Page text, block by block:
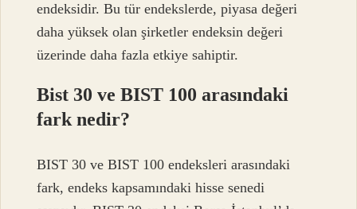
endeksidir. Bu tür endekslerde, piyasa değeri
daha yüksek olan şirketler endeksin değeri
üzerinde daha fazla etkiye sahiptir.
Bist 30 ve BIST 100 arasındaki
fark nedir?
BIST 30 ve BIST 100 endeksleri arasındaki
fark, endeks kapsamındaki hisse senedi